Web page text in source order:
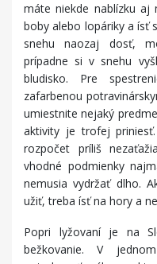
máte niekde nablízku aj
boby alebo lopáriky a ísť
snehu naozaj dosť,
prípadne si v snehu
bludisko. Pre
zafarbenou
umiestnite nejaký
aktivity je trofej
rozpočet príliš
vhodné podmienky
nemusia vydržať dlho.
užiť, treba ísť na hory a
Popri lyžovaní je na
bežkovanie. V